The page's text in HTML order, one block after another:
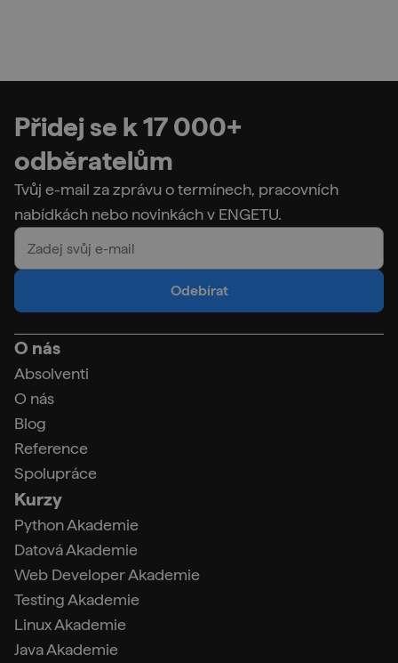
Přidej se k 17 000+
odběratelům
Tvůj e-mail za zprávu o termínech, pracovních
nabídkách nebo novinkách v ENGETU.
Odebírat
O nás
Absolventi
O nás
Blog
Reference
Spolupráce
Kurzy
Python Akademie
Datová Akademie
Web Developer Akademie
Testing Akademie
Linux Akademie
Java Akademie